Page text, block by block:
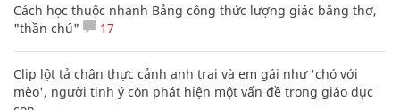
Cách học thuộc nhanh Bảng công thức lượng giác bằng thơ,
"thần chú"
17
Clip lột tả chân thực cảnh anh trai và em gái như 'chó với
mèo', người tinh ý còn phát hiện một vấn đề trong giáo dục